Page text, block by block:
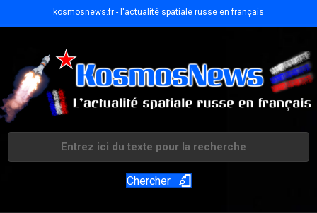
kosmosnews.fr - l'actualité spatiale russe en français
Chercher